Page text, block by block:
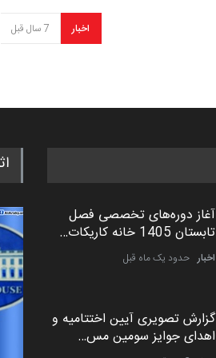
اخبار 7 سال قبل
آغاز دوره‌های تخصصی فصل
تابستان 1405 خانه کاریکات…
اخبار حدود یک ماه قبل
گزارش تصویری آیین اختتامیه و
اهدای جوایز سومین مس…